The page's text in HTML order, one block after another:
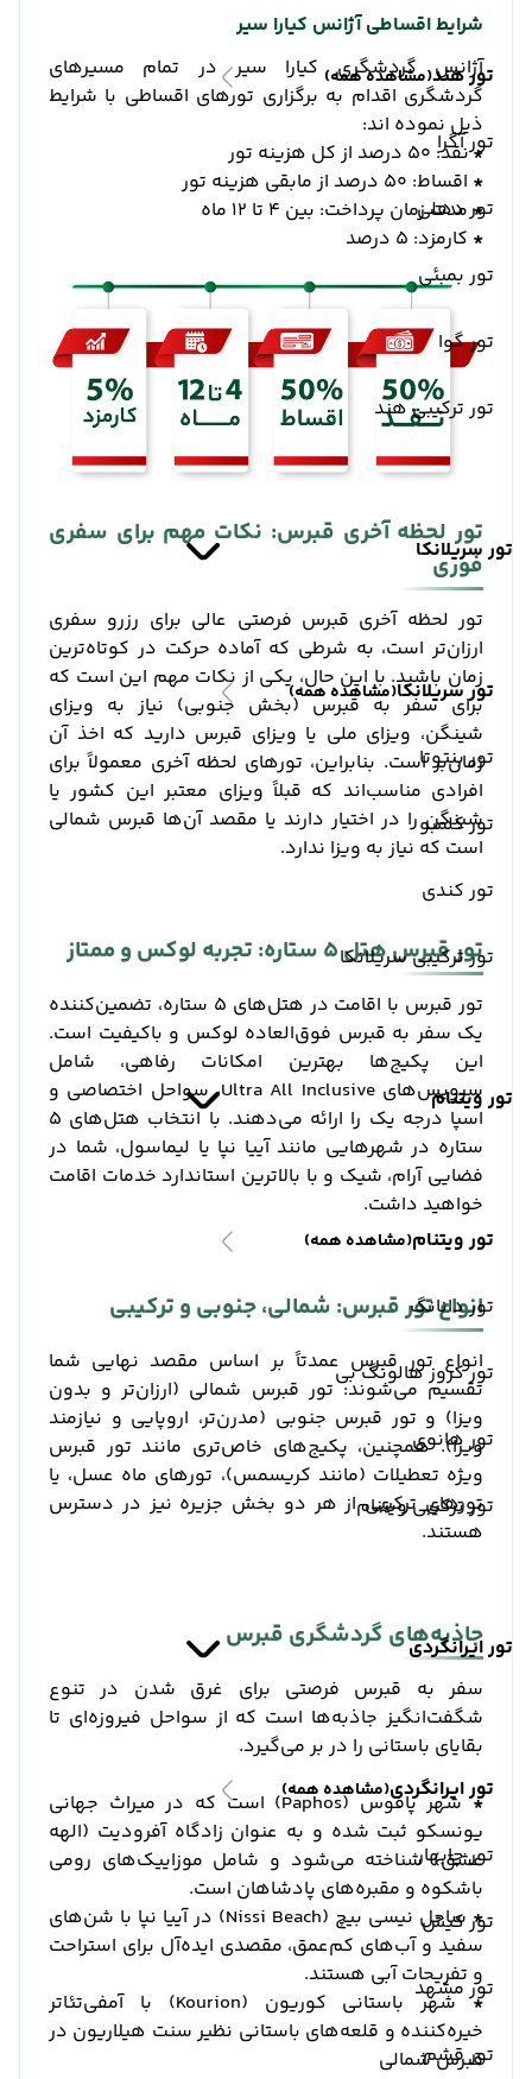
تور هند(مشاهده همه)
تور آگرا
تور دهلی
تور بمبئی
تور گوا
تور ترکیبی هند
تور سریلانکا
تور سریلانکا(مشاهده همه)
تور بنتوتا
تور کلمبو
تور کندی
تور ترکیبی سریلانکا
تور ویتنام
تور ویتنام(مشاهده همه)
تور دانانگ
تور کروز هالونگ بی
تور هانوی
تور ترکیبی ویتنام
تور ایرانگردی
تور ایرانگردی(مشاهده همه)
تور چابهار
تور کیش
تور مشهد
تور قشم
شرایط اقساطی آژانس کیارا سیر
آژانس گردشگری کیارا سیر در تمام مسیرهای
گردشگری اقدام به برگزاری تورهای اقساطی با شرایط
ذیل نموده اند:
*نقد: 50 درصد از کل هزینه تور
* اقساط: 50 درصد از مابقی هزینه تور
*مدت زمان پرداخت: بین 4 تا 12 ماه
* کارمزد: 5 درصد
تور لحظه آخری قبرس: نکات مهم برای سفری
فوری
تور لحظه آخری قبرس فرصتی عالی برای رزرو سفری
ارزان‌تر است، به شرطی که آماده حرکت در کوتاه‌ترین
زمان باشید. با این حال، یکی از نکات مهم این است که
برای سفر به قبرس (بخش جنوبی) نیاز به ویزای
شینگن، ویزای ملی یا ویزای قبرس دارید که اخذ آن
زمان‌بر است. بنابراین، تورهای لحظه آخری معمولاً برای
افرادی مناسب‌اند که قبلاً ویزای معتبر این کشور یا
شینگن را در اختیار دارند یا مقصد آن‌ها قبرس شمالی
است که نیاز به ویزا ندارد.
تور قبرس هتل ۵ ستاره: تجربه لوکس و ممتاز
تور قبرس با اقامت در هتل‌های ۵ ستاره، تضمین‌کننده
یک سفر به قبرس فوق‌العاده لوکس و باکیفیت است.
این پکیج‌ها بهترین امکانات رفاهی، شامل
سرویس‌های Ultra All Inclusive، سواحل اختصاصی و
اسپا درجه یک را ارائه می‌دهند. با انتخاب هتل‌های ۵
ستاره در شهرهایی مانند آییا نپا یا لیماسول، شما در
فضایی آرام، شیک و با بالاترین استاندارد خدمات اقامت
خواهید داشت.
انواع تور قبرس: شمالی، جنوبی و ترکیبی
انواع تور قبرس عمدتاً بر اساس مقصد نهایی شما
تقسیم می‌شوند: تور قبرس شمالی (ارزان‌تر و بدون
ویزا) و تور قبرس جنوبی (مدرن‌تر، اروپایی و نیازمند
ویزا). همچنین، پکیج‌های خاص‌تری مانند تور قبرس
ویژه تعطیلات (مانند کریسمس)، تورهای ماه عسل، یا
تورهای ترکیبی از هر دو بخش جزیره نیز در دسترس
هستند.
جاذبه‌های گردشگری قبرس
سفر به قبرس فرصتی برای غرق شدن در تنوع
شگفت‌انگیز جاذبه‌ها است که از سواحل فیروزه‌ای تا
بقایای باستانی را در بر می‌گیرد.
*
شهر پافوس (Paphos) است که در میراث جهانی
یونسکو ثبت شده و به عنوان زادگاه آفرودیت (الهه
عشق) شناخته می‌شود و شامل موزاییک‌های رومی
باشکوه و مقبره‌های پادشاهان است.
*
ساحل نیسی بیچ (Nissi Beach) در آییا نپا با شن‌های
سفید و آب‌های کم‌عمق، مقصدی ایده‌آل برای استراحت
و تفریحات آبی هستند.
*
شهر باستانی کوریون (Kourion) با آمفی‌تئاتر
خیره‌کننده و قلعه‌های باستانی نظیر سنت هیلاریون در
قبرس شمالی